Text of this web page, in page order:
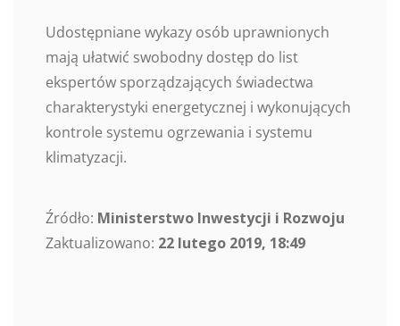
Udostępniane wykazy osób uprawnionych
mają ułatwić swobodny dostęp do list
ekspertów sporządzających świadectwa
charakterystyki energetycznej i wykonujących
kontrole systemu ogrzewania i systemu
klimatyzacji.
Źródło: Ministerstwo Inwestycji i Rozwoju
Zaktualizowano: 22 lutego 2019, 18:49